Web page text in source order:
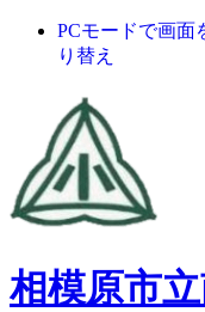
PCモードで画面
り替え
相模原市